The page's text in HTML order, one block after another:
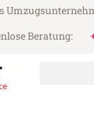
Beratung: